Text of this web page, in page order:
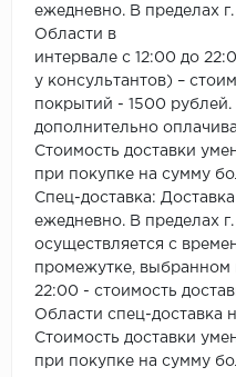
ежедневно. В пределах
Области в
интервале с 12:00 до
у консультантов) –
покрытий - 1500
дополнительно
Стоимость доставки
при покупке на сумму
Спец-доставка:
ежедневно. В пределах
осуществляется с
промежутке, выбранном
22:00 - стоимость
Области спец-доставка
Стоимость доставки
при покупке на сумму